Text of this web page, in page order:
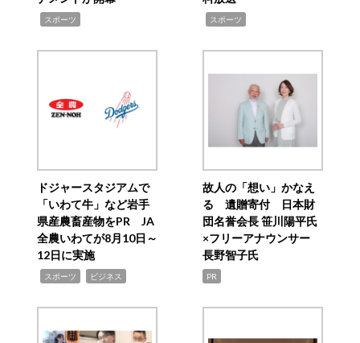
スポーツ スポーツ
ドジャースタジアムで
「いわて牛」など岩手
県産農畜産物をPR JA
全農いわてが8月10日～
12日に実施
スポーツ ビジネス
故人の「想い」かなえ
る 遺贈寄付 日本財
団名誉会長 笹川陽平氏
×フリーアナウンサー
長野智子氏
PR